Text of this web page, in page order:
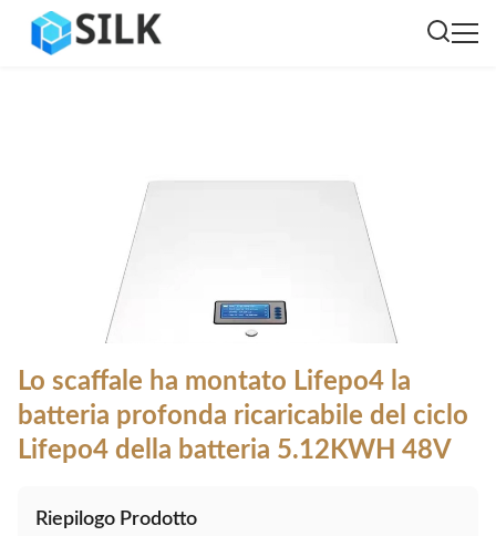
Lo scaffale ha montato Lifepo4 la
batteria profonda ricaricabile del ciclo
Lifepo4 della batteria 5.12KWH 48V
Riepilogo Prodotto